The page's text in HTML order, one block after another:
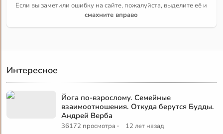
Если вы заметили ошибку на сайте, пожалуйста, выделите её и
смахните вправо
Интересное
Йога по-взрослому. Семейные
взаимоотношения. Откуда берутся Будды.
Андрей Верба
36172 просмотра · 12 лет назад